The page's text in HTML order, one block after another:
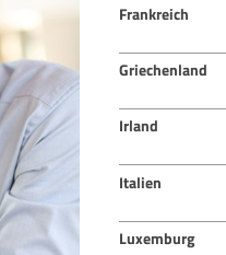
Frankreich
Griechenland
Irland
Italien
Luxemburg